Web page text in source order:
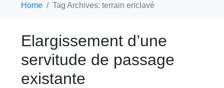
Home Tag Archives: terrain enclavé
Elargissement d’une
servitude de passage
existante